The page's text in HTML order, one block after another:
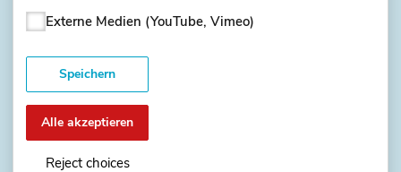
Datenschutzerklärung
Externe Medien (YouTube, Vimeo)
Speichern
Alle akzeptieren
Reject choices